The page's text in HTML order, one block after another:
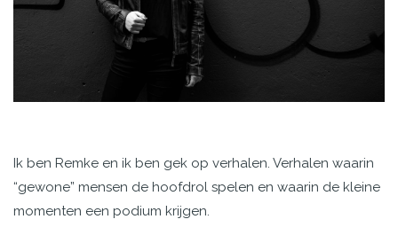
Ik ben Remke en ik ben gek op verhalen. Verhalen waarin
“gewone” mensen de hoofdrol spelen en waarin de kleine
momenten een podium krijgen.